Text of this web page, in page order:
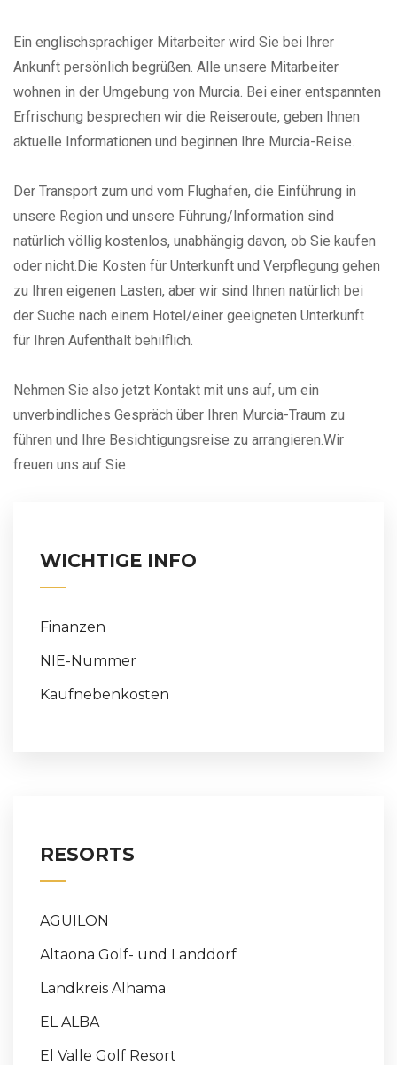
Ein englischsprachiger Mitarbeiter wird Sie bei Ihrer
Ankunft persönlich begrüßen. Alle unsere Mitarbeiter
wohnen in der Umgebung von Murcia. Bei einer entspannten
Erfrischung besprechen wir die Reiseroute, geben Ihnen
aktuelle Informationen und beginnen Ihre Murcia-Reise.
Der Transport zum und vom Flughafen, die Einführung in
unsere Region und unsere Führung/Information sind
natürlich völlig kostenlos, unabhängig davon, ob Sie kaufen
oder nicht.Die Kosten für Unterkunft und Verpflegung gehen
zu Ihren eigenen Lasten, aber wir sind Ihnen natürlich bei
der Suche nach einem Hotel/einer geeigneten Unterkunft
für Ihren Aufenthalt behilflich.
​Nehmen Sie also jetzt Kontakt mit uns auf, um ein
unverbindliches Gespräch über Ihren Murcia-Traum zu
führen und Ihre Besichtigungsreise zu arrangieren.Wir
freuen uns auf Sie
WICHTIGE INFO
Finanzen
NIE-Nummer
Kaufnebenkosten
RESORTS
AGUILON
Altaona Golf- und Landdorf
Landkreis Alhama
EL ALBA
El Valle Golf Resort